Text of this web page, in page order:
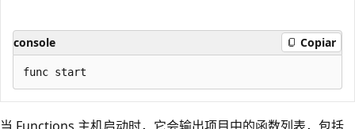
console Copiar
当 Functions 主机启动时，它会输出项目中的函数列表，包括